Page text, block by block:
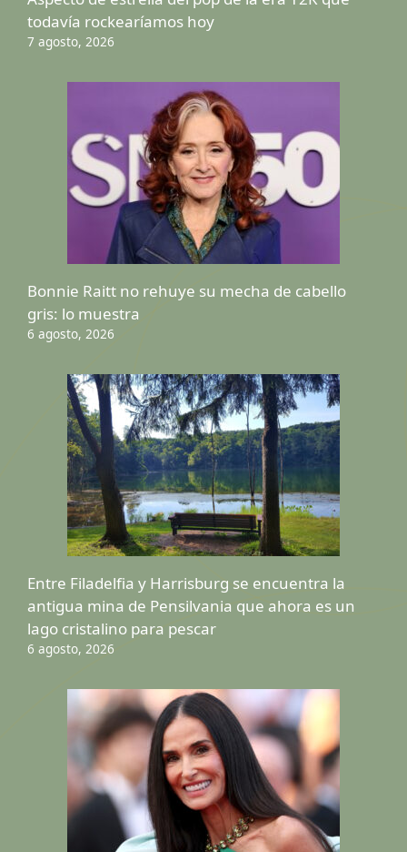
todavía rockearíamos hoy
7 agosto, 2026
Bonnie Raitt no rehuye su mecha de cabello
gris: lo muestra
6 agosto, 2026
Entre Filadelfia y Harrisburg se encuentra la
antigua mina de Pensilvania que ahora es un
lago cristalino para pescar
6 agosto, 2026